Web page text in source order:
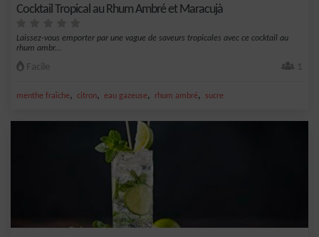
Cocktail Tropical au Rhum Ambré et Maracujà
Laissez-vous emporter par une vague de saveurs tropicales avec ce cocktail au
rhum ambr...
Facile 1
menthe fraîche, citron, eau gazeuse, rhum ambré, sucre